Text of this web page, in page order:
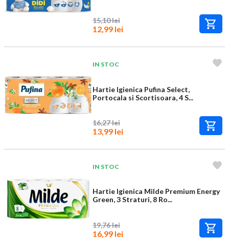
15,10 lei
12,99 lei
IN STOC
Hartie Igienica Pufina Select,
Portocala si Scortisoara, 4 S...
16,27 lei
13,99 lei
IN STOC
Hartie Igienica Milde Premium Energy
Green, 3 Straturi, 8 Ro...
19,76 lei
16,99 lei